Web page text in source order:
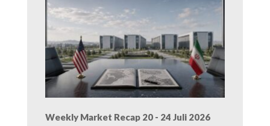
Weekly Market Recap 20 - 24 Juli 2026